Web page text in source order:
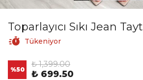
Toparlayıcı Sıkı Jean Tayt
Tükeniyor
%50
₺ 1,399.00
₺ 699.50